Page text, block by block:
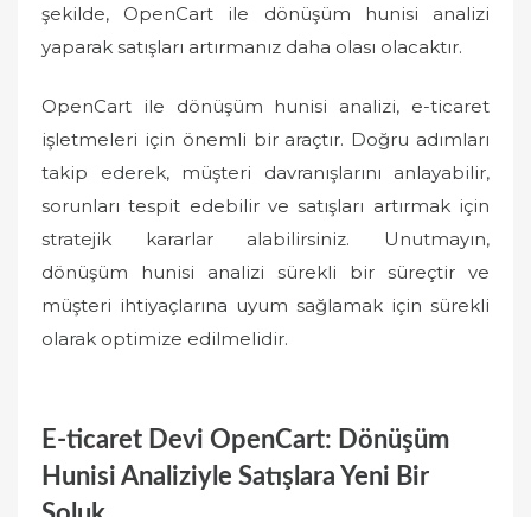
şekilde, OpenCart ile dönüşüm hunisi analizi
yaparak satışları artırmanız daha olası olacaktır.
OpenCart ile dönüşüm hunisi analizi, e-ticaret
işletmeleri için önemli bir araçtır. Doğru adımları
takip ederek, müşteri davranışlarını anlayabilir,
sorunları tespit edebilir ve satışları artırmak için
stratejik kararlar alabilirsiniz. Unutmayın,
dönüşüm hunisi analizi sürekli bir süreçtir ve
müşteri ihtiyaçlarına uyum sağlamak için sürekli
olarak optimize edilmelidir.
E-ticaret Devi OpenCart: Dönüşüm
Hunisi Analiziyle Satışlara Yeni Bir